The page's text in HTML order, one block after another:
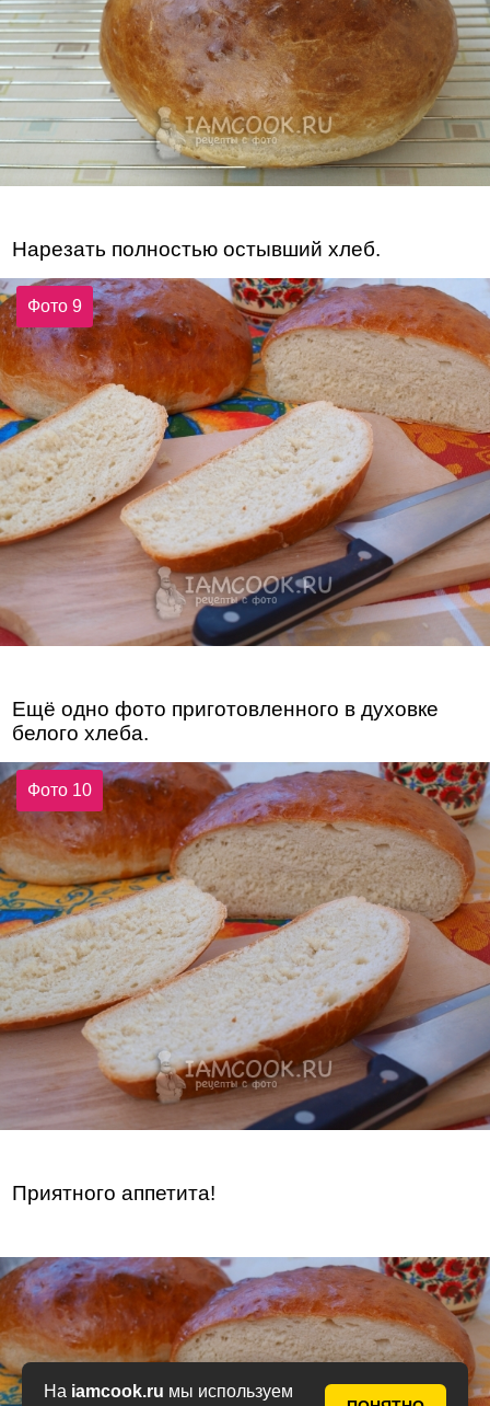
На iamcook.ru мы используем
Нарезать полностью остывший хлеб.
Фото 9
Ещё одно фото приготовленного в духовке
белого хлеба.
Фото 10
Приятного аппетита!